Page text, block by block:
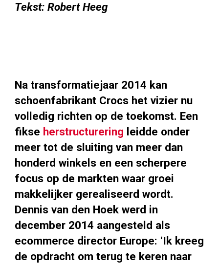
Tekst: Robert Heeg
Na transformatiejaar 2014 kan
schoenfabrikant Crocs het vizier nu
volledig richten op de toekomst. Een
fikse herstructurering leidde onder
meer tot de sluiting van meer dan
honderd winkels en een scherpere
focus op de markten waar groei
makkelijker gerealiseerd wordt.
Dennis van den Hoek werd in
december 2014 aangesteld als
ecommerce director Europe: ‘Ik kreeg
de opdracht om terug te keren naar